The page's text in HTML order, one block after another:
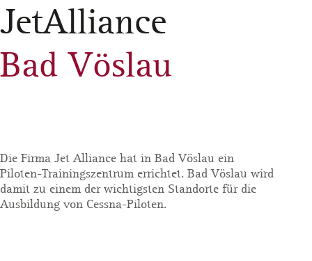
JetAlliance
Bad Vöslau
Die Firma Jet Alliance hat in Bad Vöslau ein
Piloten-Trainingszentrum errichtet. Bad Vöslau wird
damit zu einem der wichtigsten Standorte für die
Ausbildung von Cessna-Piloten.